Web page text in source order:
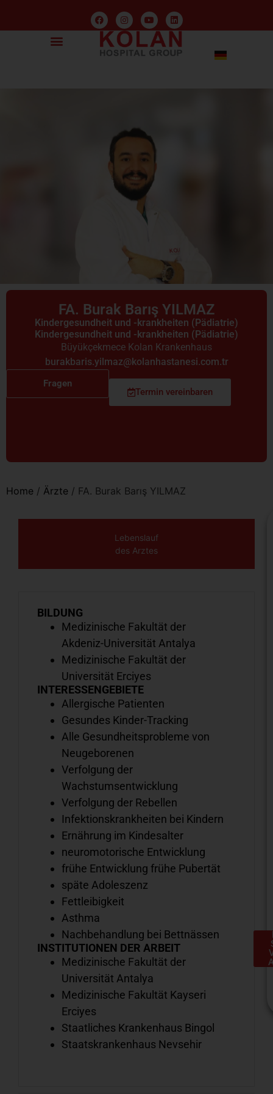
FA. Burak Barış YILMAZ
Kindergesundheit und -krankheiten (Pädiatrie)
Kindergesundheit und -krankheiten (Pädiatrie)
Büyükçekmece Kolan Krankenhaus
burakbaris.yilmaz@kolanhastanesi.com.tr
Fragen
Termin vereinbaren
Home / Ärzte / FA. Burak Barış YILMAZ
Lebenslauf
des Arztes
BILDUNG
Medizinische Fakultät der
Akdeniz-Universität Antalya
Medizinische Fakultät der
Universität Erciyes
INTERESSENGEBIETE
Allergische Patienten
Gesundes Kinder-Tracking
Alle Gesundheitsprobleme von
Neugeborenen
Verfolgung der
Wachstumsentwicklung
Verfolgung der Rebellen
Infektionskrankheiten bei Kindern
Ernährung im Kindesalter
neuromotorische Entwicklung
frühe Entwicklung frühe Pubertät
späte Adoleszenz
Fettleibigkeit
Asthma
Nachbehandlung bei Bettnässen
INSTITUTIONEN DER ARBEIT
Medizinische Fakultät der
Universität Antalya
Medizinische Fakultät Kayseri
Erciyes
Staatliches Krankenhaus Bingol
Staatskrankenhaus Nevsehir